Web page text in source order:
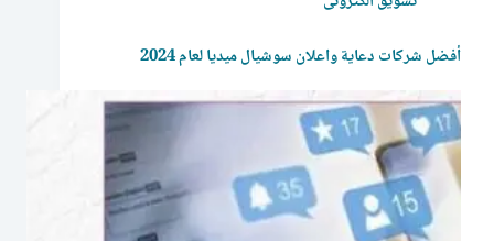
أفضل شركات دعاية واعلان سوشيال ميديا لعام 2024